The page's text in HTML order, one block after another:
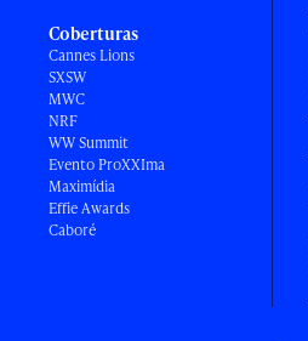
Coberturas
Cannes Lions
SXSW
MWC
NRF
WW Summit
Evento ProXXIma
Maximídia
Effie Awards
Caboré